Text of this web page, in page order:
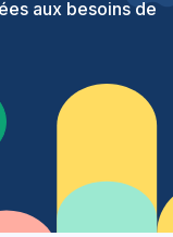
aux besoins de